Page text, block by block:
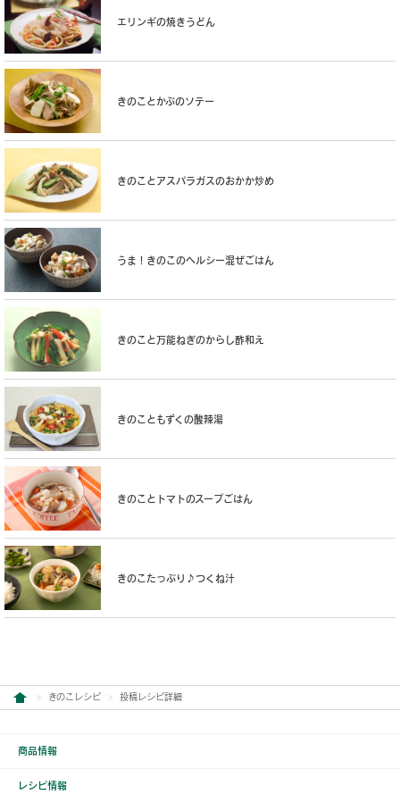
エリンギの焼きうどん
きのことかぶのソテー
きのことアスパラガスのおかか炒め
うま！きのこのヘルシー混ぜごはん
きのこと万能ねぎのからし酢和え
きのこともずくの酸辣湯
きのことトマトのスープごはん
きのこたっぷり♪つくね汁
きのこレシピ 投稿レシピ詳細
商品情報
レシピ情報